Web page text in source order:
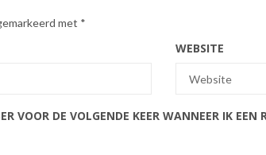
met *
WEBSITE
VOOR DE VOLGENDE KEER WANNEER IK EEN